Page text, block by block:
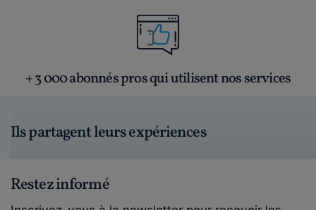
+ 3 000 abonnés pros qui utilisent nos services
Ils partagent leurs expériences
Restez informé